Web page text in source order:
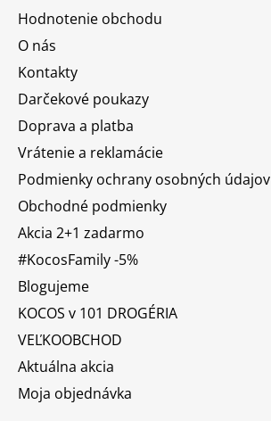
Hodnotenie obchodu
O nás
Kontakty
Darčekové poukazy
Doprava a platba
Vrátenie a reklamácie
Podmienky ochrany osobných údajov
Obchodné podmienky
Akcia 2+1 zadarmo
#KocosFamily -5%
Blogujeme
KOCOS v 101 DROGÉRIA
VEĽKOOBCHOD
Aktuálna akcia
Moja objednávka